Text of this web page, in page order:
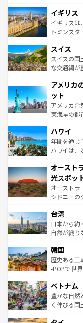
香り高いラ
らに、パ
も豊かな歴
を参照して
顔を持つこ
ルリンの文
してライン
は、お酒好き
ドイツ情報
イギリス
イギリスは
トミンスタ
リアごとに
ティー、ビ
戦など、本
ンツ一覧を
スイス
スイスの国
な交通網が
の建物がそ
博物館もあ
ことができ
者向けの交
着のスイス
アメリカ
ット
アメリカ合
東海岸の都
のような巨
ンメントが
西部には大
部のニュー
文化が魅力
しみながら
るだろう。
情報は
ハワイ
年間を通じ
ハワイは、
ワイ島は見
島だが、静
おすすめ。
文化や歴史
人々、おい
ク、伝統的
っている。
はコンテン
オースト
光スポッ
オーストラ
シドニーの
リアリーフ
ク）、タス
ど、見どこ
いる。アク
ビング、ハ
い。オース
参照してほ
台湾
日本から約
自然が織り
ン）、静ひ
と山間の静
驚きをもた
容にもいい
照してほし
韓国
歴史ある王
-POPで世
き、地方に
できる。そ
まで、さま
ベトナム
豊かな自然
く伸びる国